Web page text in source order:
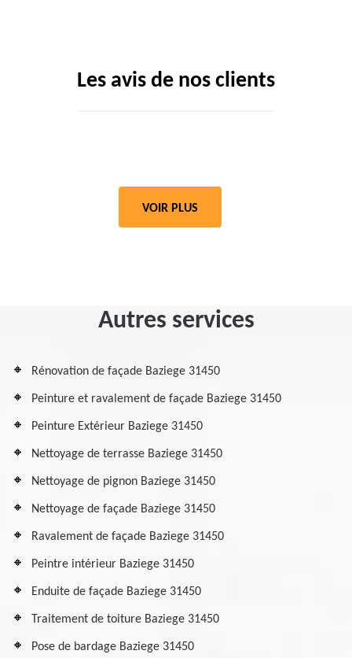
Les avis de nos clients
VOIR PLUS
Autres services
Rénovation de façade Baziege 31450
Peinture et ravalement de façade Baziege 31450
Peinture Extérieur Baziege 31450
Nettoyage de terrasse Baziege 31450
Nettoyage de pignon Baziege 31450
Nettoyage de façade Baziege 31450
Ravalement de façade Baziege 31450
Peintre intérieur Baziege 31450
Enduite de façade Baziege 31450
Traitement de toiture Baziege 31450
Pose de bardage Baziege 31450